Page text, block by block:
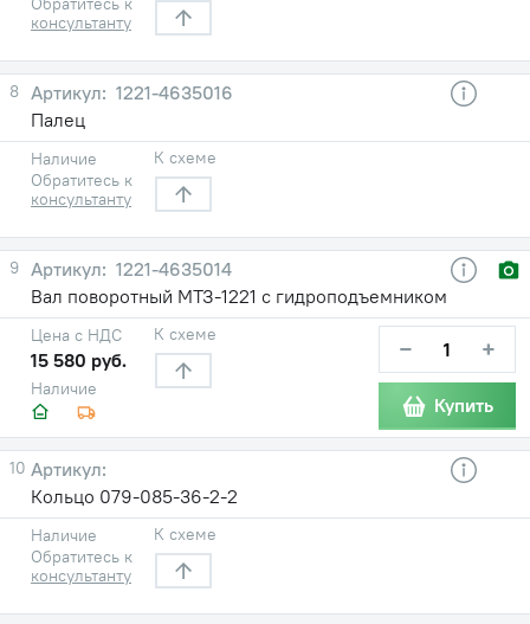
консультанту
8
1221-4635016
Палец
Наличие
Обратитесь к
консультанту
К схеме
9
1221-4635014
Вал поворотный МТЗ-1221 с гидроподъемником
Наличие
Цена с НДС
15 580 руб.
К схеме − +
Купить
10
Кольцо 079-085-36-2-2
Наличие
Обратитесь к
консультанту
К схеме